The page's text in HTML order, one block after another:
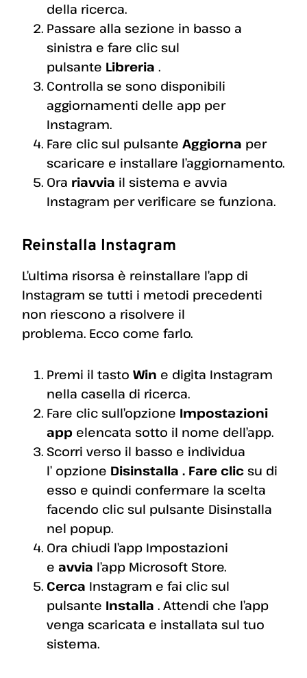
della ricerca.
Passare alla sezione in basso a
sinistra e fare clic sul
pulsante Libreria .
Controlla se sono disponibili
aggiornamenti delle app per
Instagram.
Fare clic sul pulsante Aggiorna per
scaricare e installare l’aggiornamento.
Ora riavvia il sistema e avvia
Instagram per verificare se funziona.
Reinstalla Instagram
L’ultima risorsa è reinstallare l’app di
Instagram se tutti i metodi precedenti
non riescono a risolvere il
problema. Ecco come farlo.
Premi il tasto Win e digita Instagram
nella casella di ricerca.
Fare clic sull’opzione Impostazioni
app elencata sotto il nome dell’app.
Scorri verso il basso e individua
l’ opzione Disinstalla . Fare clic su di
esso e quindi confermare la scelta
facendo clic sul pulsante Disinstalla
nel popup.
Ora chiudi l’app Impostazioni
e avvia l’app Microsoft Store.
Cerca Instagram e fai clic sul
pulsante Installa . Attendi che l’app
venga scaricata e installata sul tuo
sistema.